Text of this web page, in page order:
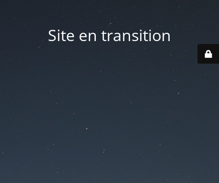
Site en transition